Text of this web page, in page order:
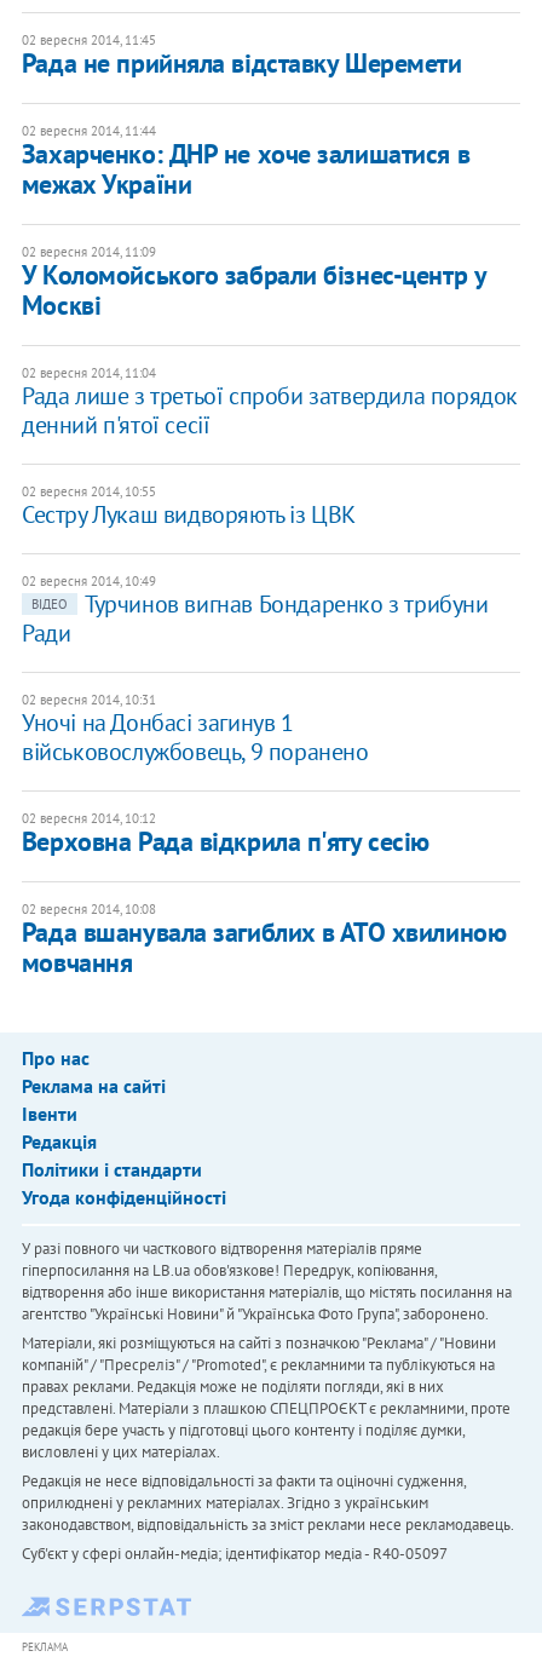
02 вересня 2014, 11:45
Рада не прийняла відставку Шеремети
02 вересня 2014, 11:44
Захарченко: ДНР не хоче залишатися в
межах України
02 вересня 2014, 11:09
У Коломойського забрали бізнес-центр у
Москві
02 вересня 2014, 11:04
Рада лише з третьої спроби затвердила порядок
денний п'ятої сесії
02 вересня 2014, 10:55
Сестру Лукаш видворяють із ЦВК
02 вересня 2014, 10:49
ВІДЕО
Турчинов вигнав Бондаренко з трибуни
Ради
02 вересня 2014, 10:31
Уночі на Донбасі загинув 1
військовослужбовець, 9 поранено
02 вересня 2014, 10:12
Верховна Рада відкрила п'яту сесію
02 вересня 2014, 10:08
Рада вшанувала загиблих в АТО хвилиною
мовчання
Про нас
Реклама на сайті
Івенти
Редакція
Політики і стандарти
Угода конфіденційності
У разі повного чи часткового відтворення матеріалів пряме
гіперпосилання на LB.ua обов'язкове! Передрук, копіювання,
відтворення або інше використання матеріалів, що містять посилання на
агентство "Українськi Новини" й "Українська Фото Група", заборонено.
Матеріали, які розміщуються на сайті з позначкою "Реклама" / "Новини
компаній" / "Пресреліз" / "Promoted", є рекламними та публікуються на
правах реклами. Редакція може не поділяти погляди, які в них
представлені. Матеріали з плашкою СПЕЦПРОЄКТ є рекламними, проте
редакція бере участь у підготовці цього контенту і поділяє думки,
висловлені у цих матеріалах.
Редакція не несе відповідальності за факти та оціночні судження,
оприлюднені у рекламних матеріалах. Згідно з українським
законодавством, відповідальність за зміст реклами несе рекламодавець.
Cуб'єкт у сфері онлайн-медіа; ідентифікатор медіа - R40-05097
РЕКЛАМА